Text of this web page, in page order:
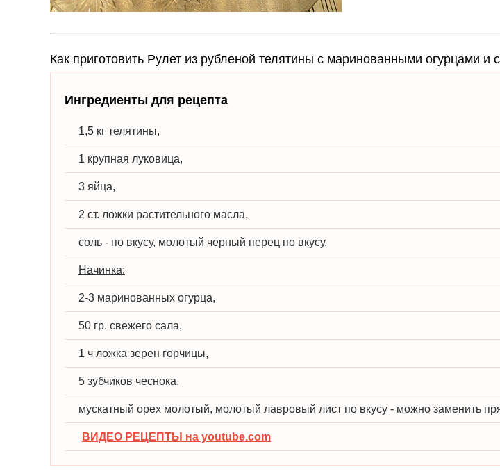
Как приготовить Рулет из рубленой телятины с маринованными огурцами и
Ингредиенты для рецепта
1,5 кг телятины,
1 крупная луковица,
3 яйца,
2 ст. ложки растительного масла,
соль - по вкусу, молотый черный перец по вкусу.
Начинка:
2-3 маринованных огурца,
50 гр. свежего сала,
1 ч ложка зерен горчицы,
5 зубчиков чеснока,
мускатный орех молотый, молотый лавровый лист по вкусу - можно заменить
ВИДЕО РЕЦЕПТЫ на youtube.com